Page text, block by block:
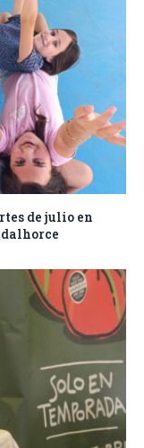
de julio en